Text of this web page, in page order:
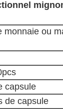
monnaie ou
capsule
de capsule